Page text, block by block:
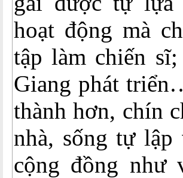
hoạt động mà
tập làm chiến
Giang phát
thành hơn, chín
nhà, sống tự lập
cộng đồng như